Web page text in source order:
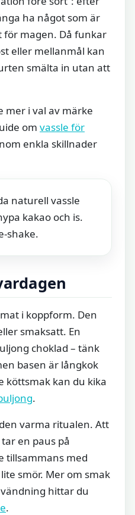
ha något som är
för magen. Då funkar
eller mellanmål kan
smälta in utan att
mer i val av märke
om vassle för
enkla skillnader
naturell vassle
kakao och is.
shake.
i koppform. Den
smaksatt. En
choklad – tänk
basen är långkok
köttsmak kan du kika
.
varma ritualen. Att
en paus på
tillsammans med
smör. Mer om smak
hittar du
.